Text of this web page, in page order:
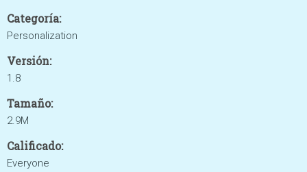
Categoría:
Personalization
Versión:
1.8
Tamaño:
2.9M
Calificado:
Everyone